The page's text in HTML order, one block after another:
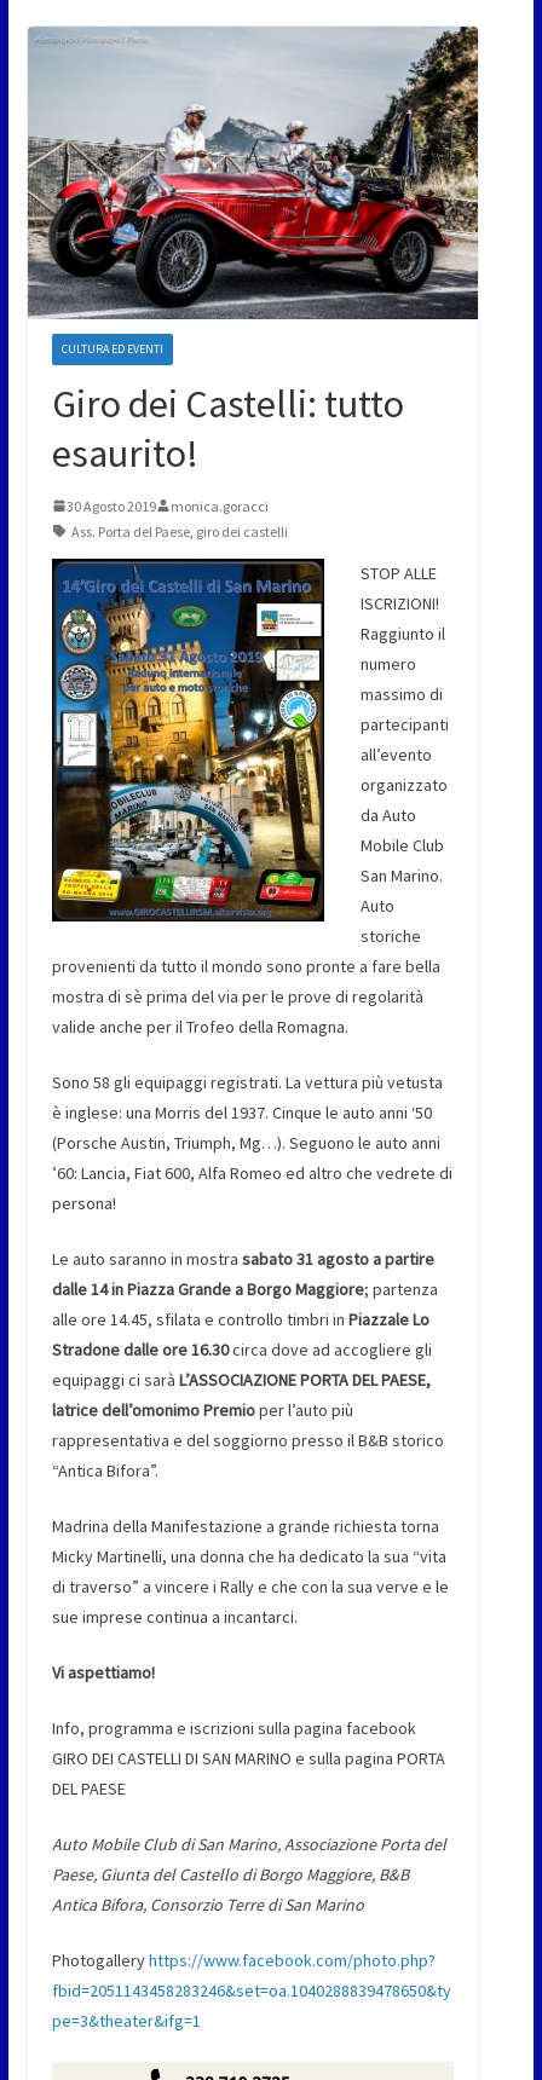
CULTURA ED EVENTI
Giro dei Castelli: tutto
esaurito!
30 Agosto 2019
monica.goracci
Ass. Porta del Paese, giro dei castelli
STOP ALLE
ISCRIZIONI!
Raggiunto il
numero
massimo di
partecipanti
all’evento
organizzato
da Auto
Mobile Club
San Marino.
Auto
storiche
provenienti da tutto il mondo sono pronte a fare bella
mostra di sè prima del via per le prove di regolarità
valide anche per il Trofeo della Romagna.
Sono 58 gli equipaggi registrati. La vettura più vetusta
è inglese: una Morris del 1937. Cinque le auto anni ‘50
(Porsche Austin, Triumph, Mg…). Seguono le auto anni
’60: Lancia, Fiat 600, Alfa Romeo ed altro che vedrete di
persona!
Le auto saranno in mostra sabato 31 agostoa partire
dalle 14 in Piazza Grande a Borgo Maggiore; partenza
alle ore 14.45, sfilata e controllo timbri in Piazzale Lo
Stradone dalle ore 16.30circa dove ad accogliere gli
equipaggi ci sarà L’ASSOCIAZIONE PORTA DEL PAESE,
latrice dell’omonimo Premioper l’auto più
rappresentativa e del soggiorno presso il B&B storico
“Antica Bifora”.
Madrina della Manifestazione a grande richiesta torna
Micky Martinelli, una donna che ha dedicato la sua “vita
di traverso” a vincere i Rally e che con la sua verve e le
sue imprese continua a incantarci.
Vi aspettiamo!
Info, programma e iscrizioni sulla pagina facebook
GIRO DEI CASTELLI DI SAN MARINO e sulla pagina PORTA
DEL PAESE
Auto Mobile Club di San Marino, Associazione Porta del
Paese, Giunta del Castello di Borgo Maggiore, B&B
Antica Bifora, Consorzio Terre di San Marino
Photogalleryhttps://www.facebook.com/photo.php?
fbid=2051143458283246&set=oa.1040288839478650&ty
pe=3&theater&ifg=1